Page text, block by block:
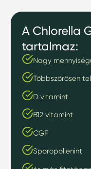
A Chlorella
tartalmaz:
Nagy
Többszörösen
D vitamint
B12 vitamint
CGF
Sporopollenint